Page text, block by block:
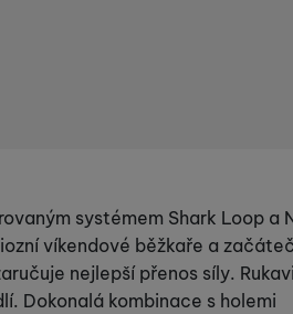
systémem Shark Loop a
víkendové běžkaře a
nejlepší přenos síly.
Dokonalá kombinace s holemi